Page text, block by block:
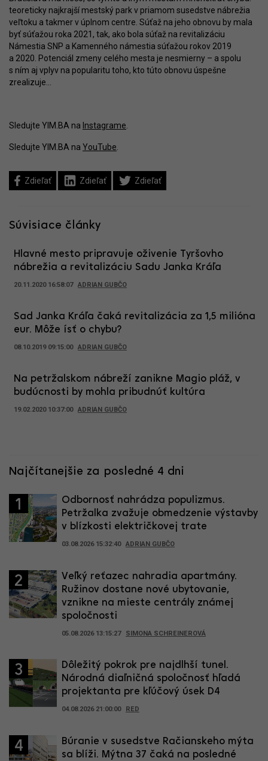
teoreticky najkrajší mestský park v priamom susedstve nábrežia
veľtoku a takmer v úplnom centre. Súťaž na jeho obnovu by mala
byť súťažou roka 2021, tak, ako bola súťaž na revitalizáciu
Námestia SNP a Kamenného námestia súťažou rokov 2019
a 2020. Potenciál zmeny celého mesta je nesmierny – a spolu
s ním aj vplyv na popularitu toho, kto túto obnovu úspešne
zrealizuje...
Sledujte YIM.BA na Instagrame
Sledujte YIM.BA na YouTube
Zdieľať Zdieľať Zdieľať
Súvisiace články
Hlavné mesto pripravuje oživenie Tyršovho
nábrežia a revitalizáciu Sadu Janka Kráľa
20.11.2020 16:58:07 ADRIAN GUBČO
Sad Janka Kráľa čaká revitalizácia za 1,5 milióna
eur. Môže ísť o chybu?
08.10.2019 09:15:00 ADRIAN GUBČO
Na petržalskom nábreží zanikne Magio pláž, v
budúcnosti by mohla pribudnúť kultúra
19.02.2020 10:37:00 ADRIAN GUBČO
Najčítanejšie za posledné 4 dni
1
Odbornosť nahrádza populizmus.
Petržalka zvažuje obmedzenie výstavby
v blízkosti električkovej trate
03.08.2026 15:32:40 ADRIAN GUBČO
2
Veľký reťazec nahradia apartmány.
Ružinov dostane nové ubytovanie,
vznikne na mieste centrály známej
spoločnosti
05.08.2026 13:15:27 SIMONA SCHREINEROVÁ
3
Dôležitý pokrok pre najdlhší tunel.
Národná diaľničná spoločnosť hľadá
projektanta pre kľúčový úsek D4
04.08.2026 21:00:00 RED
4
Búranie v susedstve Račianskeho mýta
sa blíži. Mýtna 37 čaká na posledné